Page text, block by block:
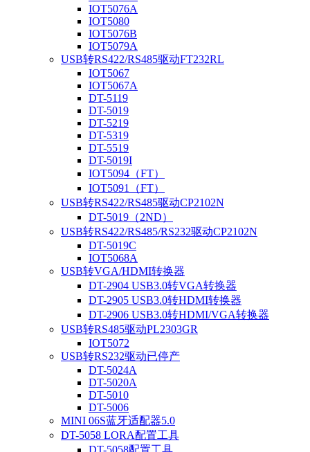
IOT5076A
IOT5080
IOT5076B
IOT5079A
USB转RS422/RS485驱动FT232RL
IOT5067
IOT5067A
DT-5119
DT-5019
DT-5219
DT-5319
DT-5519
DT-5019I
IOT5094（FT）
IOT5091（FT）
USB转RS422/RS485驱动CP2102N
DT-5019（2ND）
USB转RS422/RS485/RS232驱动CP2102N
DT-5019C
IOT5068A
USB转VGA/HDMI转换器
DT-2904 USB3.0转VGA转换器
DT-2905 USB3.0转HDMI转换器
DT-2906 USB3.0转HDMI/VGA转换器
USB转RS485驱动PL2303GR
IOT5072
USB转RS232驱动已停产
DT-5024A
DT-5020A
DT-5010
DT-5006
MINI 06S蓝牙适配器5.0
DT-5058 LORA配置工具
DT-5058配置工具